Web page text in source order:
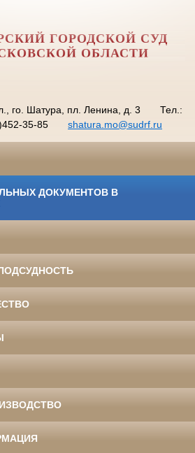
ГОРОДСКОЙ СУД
ОБЛАСТИ
го. Шатура, пл. Ленина, д. 3
Тел.:
35-85
shatura.mo@sudrf.ru
ДОКУМЕНТОВ В